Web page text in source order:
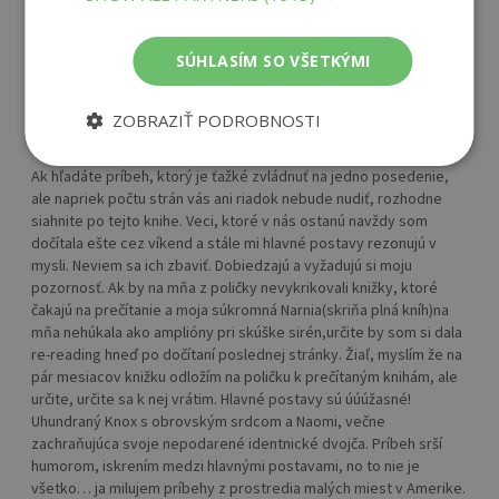
Ak hľadáte príbeh, ktorý je ťažké zvládnuť na jedno posedenie,
ale napriek počtu strán vás ani riadok nebude nudiť, rozhodne
siahnite po tejto knihe. Veci, ktoré v nás ostanú navždy som
dočítala ešte cez víkend a stále mi hlavné postavy rezonujú v
mysli. Neviem sa ich zbaviť. Dobiedzajú a vyžadujú si moju
pozornosť. Ak by na mňa z poličky nevykrikovali knižky, ktoré
čakajú na prečítanie a moja súkromná Narnia(skriňa plná kníh)na
mňa nehúkala ako amplióny pri skúške sirén,určite by som si dala
re-reading hneď po dočítaní poslednej stránky. Žiaľ, myslím že na
pár mesiacov knižku odložím na poličku k prečítaným knihám, ale
určite, určite sa k nej vrátim. Hlavné postavy sú úúúžasné!
Uhundraný Knox s obrovským srdcom a Naomi, večne
zachraňujúca svoje nepodarené identnické dvojča. Príbeh srší
humorom, iskrením medzi hlavnými postavami, no to nie je
všetko… ja milujem príbehy z prostredia malých miest v Amerike.
SÚHLASÍM SO VŠETKÝMI
ZOBRAZIŤ PODROBNOSTI